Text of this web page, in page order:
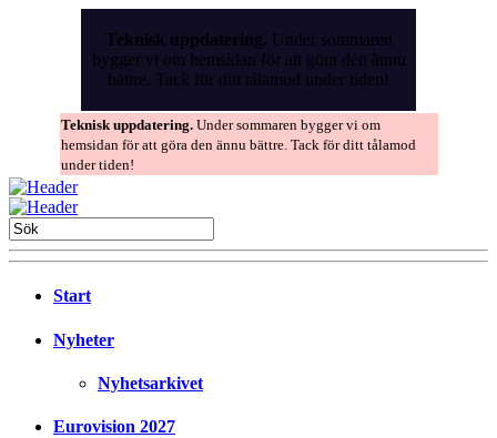
Teknisk uppdatering. Under sommaren
bygger vi om hemsidan för att göra den ännu
bättre. Tack för ditt tålamod under tiden!
Teknisk uppdatering. Under sommaren bygger vi om
hemsidan för att göra den ännu bättre. Tack för ditt tålamod
under tiden!
Start
Nyheter
Nyhetsarkivet
Eurovision 2027